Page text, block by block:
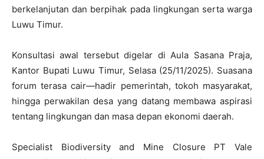
berkelanjutan dan berpihak pada lingkungan serta warga
Luwu Timur.
Konsultasi awal tersebut digelar di Aula Sasana Praja,
Kantor Bupati Luwu Timur, Selasa (25/11/2025). Suasana
forum terasa cair—hadir pemerintah, tokoh masyarakat,
hingga perwakilan desa yang datang membawa aspirasi
tentang lingkungan dan masa depan ekonomi daerah.
Specialist Biodiversity and Mine Closure PT Vale